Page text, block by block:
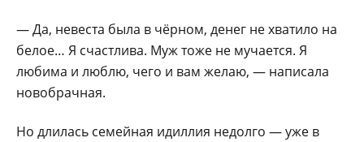
— Да, невеста была в чёрном, денег не хватило на
белое… Я счастлива. Муж тоже не мучается. Я
любима и люблю, чего и вам желаю, — написала
новобрачная.
Но длилась семейная идиллия недолго — уже в